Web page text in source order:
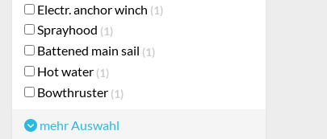
Electr. anchor winch 1
Sprayhood 1
Battened main sail 1
Hot water 1
Bowthruster 1
mehr Auswahl